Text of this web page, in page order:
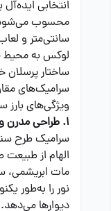
انتخابی
سانتی‌متر و
ساختار
سرامیک‌های
ویژگی‌های بارز
1. طراحی مدرن و جذاب
سرامیک طرح
الهام از
مات ابریشمی،
نور را به‌طور
دیوارها می‌دهد.